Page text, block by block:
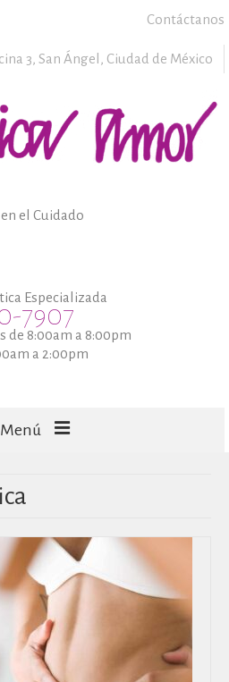
Contáctanos
3, San Ángel, Ciudad de México
en el Cuidado
Especializada
7907
de 8:00am a 8:00pm
a 2:00pm
Menú
CAPILARES